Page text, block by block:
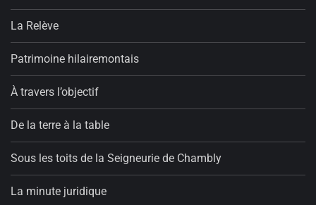
La Relève
Patrimoine hilairemontais
À travers l’objectif
De la terre à la table
Sous les toits de la Seigneurie de Chambly
La minute juridique